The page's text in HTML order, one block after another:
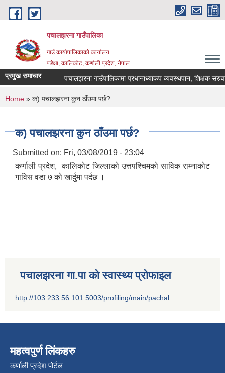
Skip to main content
पचालझरना गाउँपालिका
गाउँ कार्यापालिकाको कार्यालय
पडेक्षा, कालिकोट, कर्णाली प्रदेश, नेपाल
प्रमुख समाचार पचालझरना गाउँपालिकामा प्रधानाध्याकप व्यवस्थपान, शिक्षक
You are here
Home » क) पचालझरना कुन ठाँउमा पर्छ?
क) पचालझरना कुन ठाँउमा पर्छ?
Submitted on: Fri, 03/08/2019 - 23:04
कर्णाली प्रदेश, कालिकोट जिल्लाको उत्तपश्चिमको साविक राम्नाकोट
गाविस वडा ७ को खार्दुमा पर्दछ ।
पचालझरना गा.पा को स्वास्थ्य प्रोफाइल
http://103.233.56.101:5003/profiling/main/pachal
महत्वपुर्ण लिंकहरु
कर्णाली प्रदेश पोर्टल